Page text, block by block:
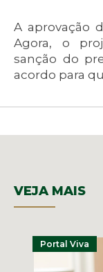
A aprovação
Agora, o
sanção do
acordo para
VEJA MAIS
Portal Viva